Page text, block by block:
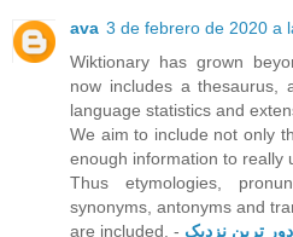
ava 3 de febrero de 2020 a
Wiktionary has grown
now includes a thesaurus,
language statistics and
We aim to include not only
enough information to really
Thus etymologies,
synonyms, antonyms and
are included. - ترین نزدیک